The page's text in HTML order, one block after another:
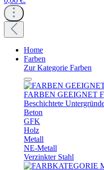
Home
Farben
Zur Kategorie Farben
FARBEN GEEIGNET
Beschichtete
Beton
GFK
Holz
Metall
NE-Metall
Verzinkter Stahl